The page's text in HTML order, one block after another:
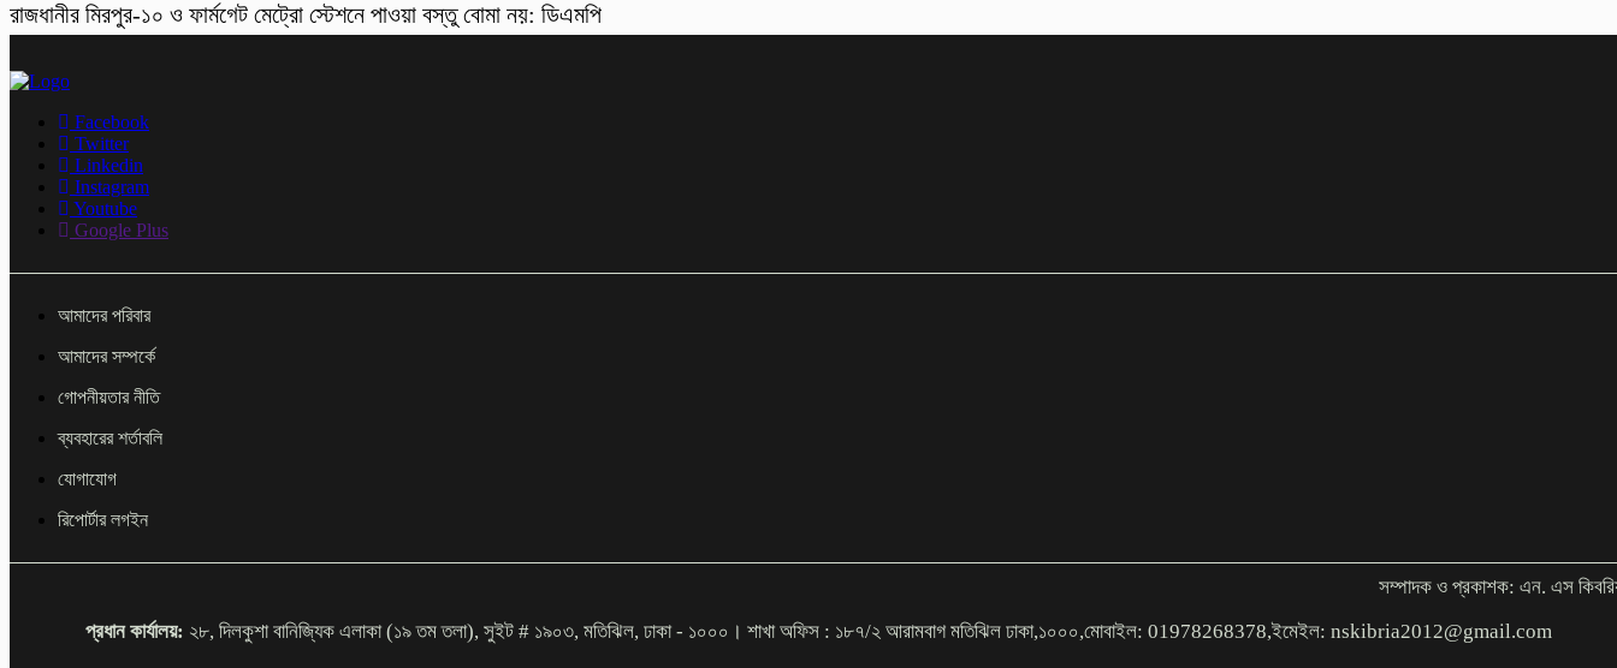
রাজধানীর মিরপুর-১০ ও ফার্মগেট মেট্রো স্টেশনে পাওয়া বস্তু বোমা নয়: ডিএমপি
Facebook
Twitter
Linkedin
Instagram
Youtube
Google Plus
আমাদের পরিবার
আমাদের সম্পর্কে
গোপনীয়তার নীতি
ব্যবহারের শর্তাবলি
যোগাযোগ
রিপোর্টার লগইন
সম্পাদক ও প্রকাশক: এন. এস
প্রধান কার্যালয়: ২৮, দিলকুশা বানিজ্যিক এলাকা (১৯ তম তলা), সুইট # ১৯০৩, মতিঝিল, ঢাকা - ১০০০। শাখা অফিস : ১৮৭/২ আরামবাগ মতিঝিল ঢাকা,১০০০,মোবাইল: 01978268378,ইমেইল: nskibria2012@gmail.com